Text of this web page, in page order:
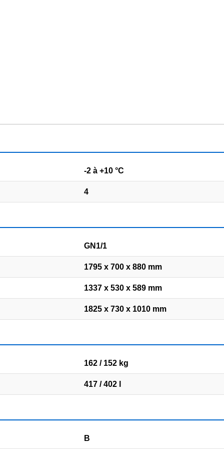
-2 à +10 °C
4
GN1/1
1795 x 700 x 880 mm
1337 x 530 x 589 mm
1825 x 730 x 1010 mm
162 / 152 kg
417 / 402 l
B